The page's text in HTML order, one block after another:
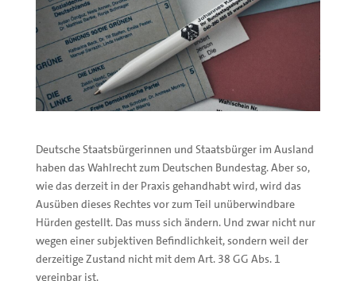
Deutsche Staatsbürgerinnen und Staatsbürger im Ausland
haben das Wahlrecht zum Deutschen Bundestag. Aber so,
wie das derzeit in der Praxis gehandhabt wird, wird das
Ausüben dieses Rechtes vor zum Teil unüberwindbare
Hürden gestellt. Das muss sich ändern. Und zwar nicht nur
wegen einer subjektiven Befindlichkeit, sondern weil der
derzeitige Zustand nicht mit dem Art. 38 GG Abs. 1
vereinbar ist.